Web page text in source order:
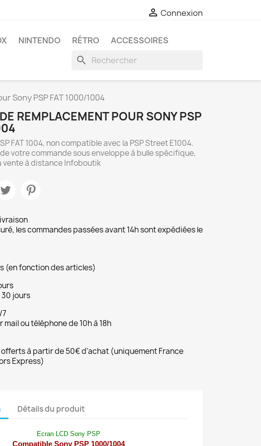
 Connexion
NINTENDO RÉTRO ACCESSOIRES
search
Sony PSP FAT 1000/1004
REMPLACEMENT POUR SONY PSP
FAT 1004, non compatible avec la PSP Street E1004.
votre commande sous enveloppe à bulle spécifique,
vente à distance Infoboutik
les commandes passées avant 14h sont expédiées le
(en fonction des articles)
jours
mail ou téléphone de 10h à 18h
à partir de 50€ d'achat (uniquement France
Express)
Détails du produit
Ecran LCD Sony PSP
Compatible Sony PSP 1000/1004